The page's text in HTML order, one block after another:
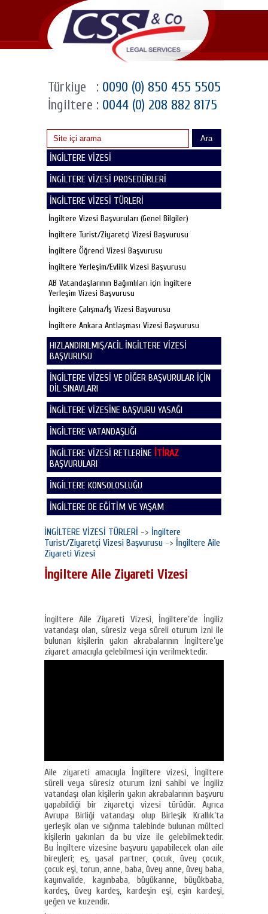
Türkiye : 0090 (0) 850 455 5505
İngiltere : 0044 (0) 208 882 8175
Ara
İNGİLTERE VİZESİ
İNGİLTERE VİZESİ PROSEDÜRLERİ
İNGİLTERE VİZESİ TÜRLERİ
İngiltere Vizesi Başvuruları (Genel Bilgiler)
İngiltere Turist/Ziyaretçi Vizesi Başvurusu
İngiltere Öğrenci Vizesi Başvurusu
İngiltere Yerleşim/Evlilik Vizesi Başvurusu
AB Vatandaşlarının Bağımlıları için İngiltere
Yerleşim Vizesi Başvurusu
İngiltere Çalışma/İş Vizesi Başvurusu
İngiltere Ankara Antlaşması Vizesi Başvurusu
HIZLANDIRILMIŞ/ACİL İNGİLTERE VİZESİ
BAŞVURUSU
İNGİLTERE VİZESİ VE DİĞER BAŞVURULAR İÇİN
DİL SINAVLARI
İNGİLTERE VİZESİNE BAŞVURU YASAĞI
İNGİLTERE VATANDAŞLIĞI
İNGİLTERE VİZESİ RETLERİNE İTİRAZ
BAŞVURULARI
İNGİLTERE KONSOLOSLUĞU
İNGİLTERE DE EĞİTİM VE YAŞAM
İNGİLTERE VİZESİ TÜRLERİ -> İngiltere
Turist/Ziyaretçi Vizesi Başvurusu -> İngiltere Aile
Ziyareti Vizesi
İngiltere Aile Ziyareti Vizesi
İngiltere Aile Ziyareti Vizesi, İngiltere’de İngiliz
vatandaşı olan, süresiz veya süreli oturum izni ile
bulunan kişilerin yakın akrabalarının İngiltere’ye
ziyaret amacıyla gelebilmesi için verilmektedir.
Aile ziyareti amacıyla İngiltere vizesi, İngiltere
süreli veya süresiz oturum izni sahibi ve İngiliz
vatandaşı olan kişilerin yakın akrabalarının başvuru
yapabildiği bir ziyaretçi vizesi türüdür. Ayrıca
Avrupa Birliği vatandaşı olup Birleşik Krallık’ta
yerleşik olan ve sığınma talebinde bulunan mülteci
kişilerin yakınları da bu vize ile gelebilmektedir.
Bu İngiltere vizesine başvuru yapabilecek olan aile
bireyleri; eş, yasal partner, çocuk, üvey çocuk,
çocuk eşi, torun, anne, baba, üvey anne, üvey baba,
kayınvalide, kayınbaba, büyükanne, büyükbaba,
kardeş, üvey kardeş, kardeşin eşi, eşin kardeşi,
yeğen ve kuzendir.